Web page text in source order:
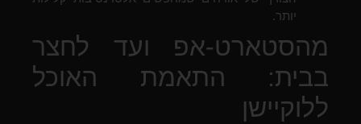
יותר.
מהסטארט-אפ ועד לחצר
בבית: התאמת האוכל
ללוקיישן